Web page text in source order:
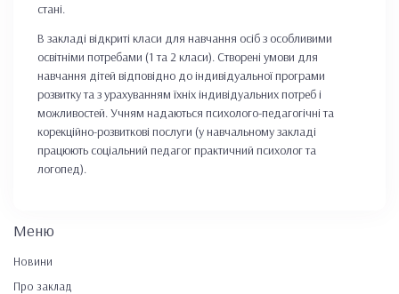
стані.
В закладі відкриті класи для навчання осіб з особливими
освітніми потребами (1 та 2 класи). Створені умови для
навчання дітей відповідно до індивідуальної програми
розвитку та з урахуванням їхніх індивідуальних потреб і
можливостей. Учням надаються психолого-педагогічні та
корекційно-розвиткові послуги (у навчальному закладі
працюють соціальний педагог практичний психолог та
логопед).
Меню
Новини
Про заклад